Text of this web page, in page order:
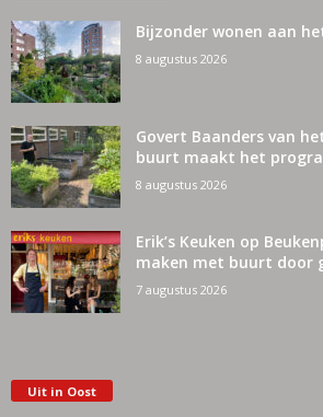
Bijzonder wonen aan
8 augustus 2026
Govert Baanders van
buurt maakt het
8 augustus 2026
Erik’s Keuken op
maken met buurt door
7 augustus 2026
Uit in Oost